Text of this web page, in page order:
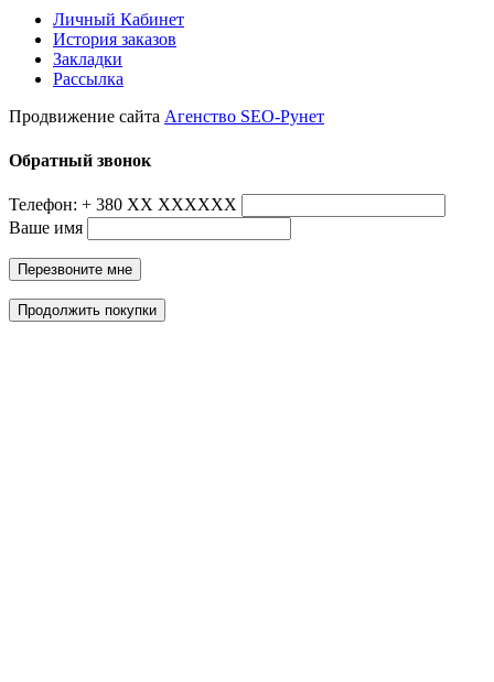
Личный Кабинет
История заказов
Закладки
Рассылка
Продвижение сайта Агенство SEO-Рунет
Обратный звонок
Телефон: + 380 ХХ ХХХХХХ
Ваше имя
Перезвоните мне
Продолжить покупки